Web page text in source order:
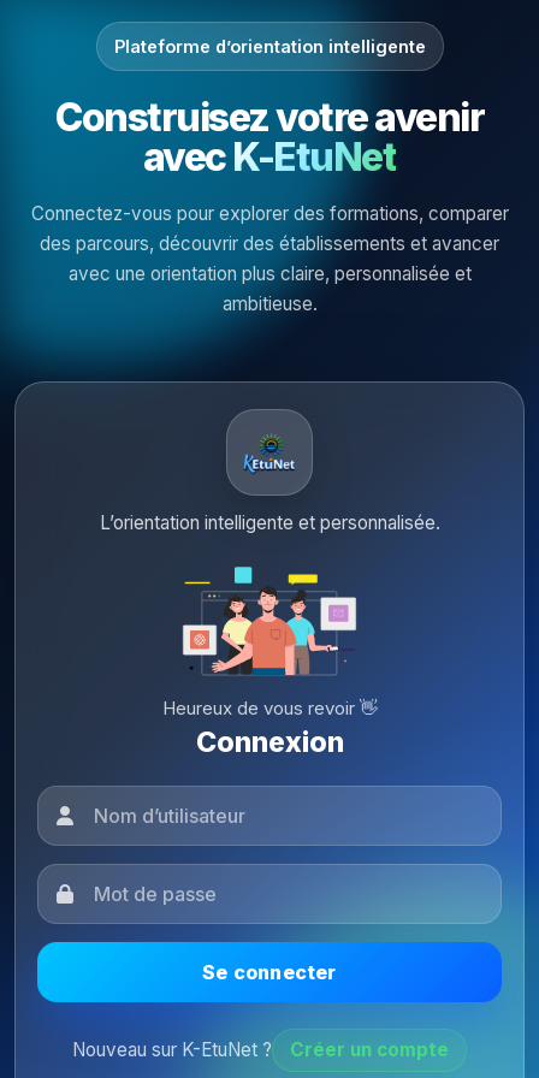
Plateforme d’orientation intelligente
Construisez votre avenir
avecK-EtuNet
Connectez-vous pour explorer des formations, comparer
des parcours, découvrir des établissements et avancer
avec une orientation plus claire, personnalisée et
ambitieuse.
L’orientation intelligente et personnalisée.
Heureux de vous revoir 👋
Connexion
Se connecter
Nouveau sur K-EtuNet ? Créer un compte